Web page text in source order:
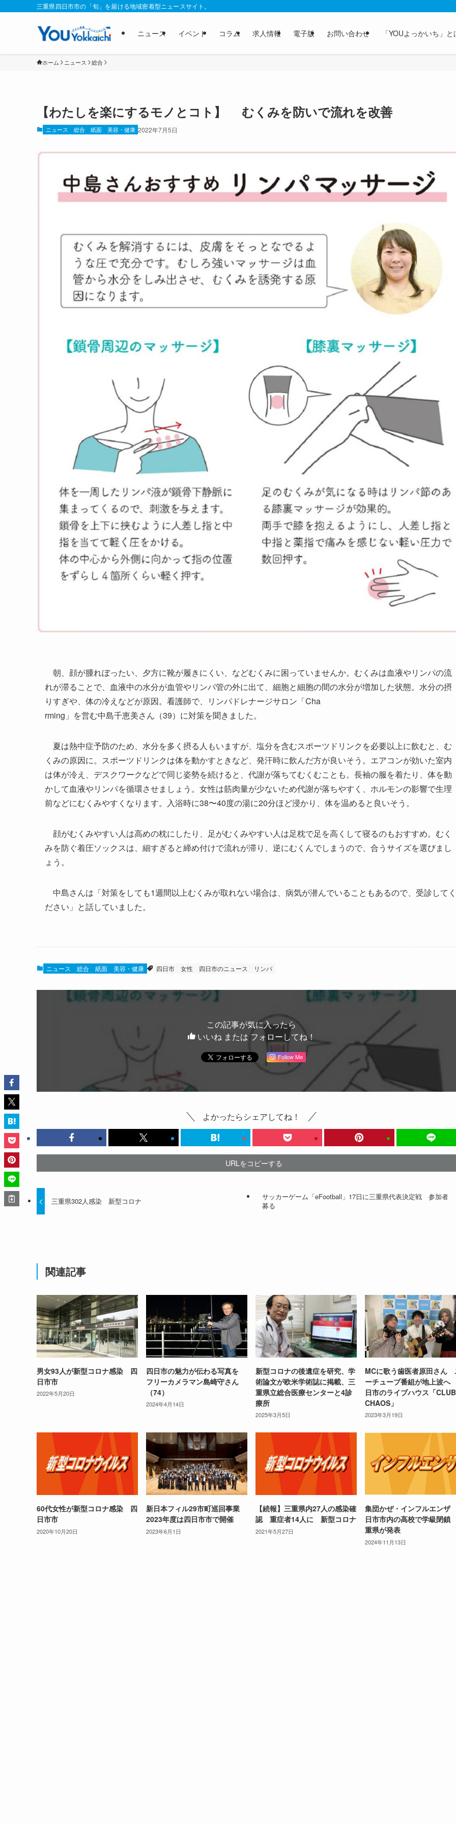
三重県四日市市の「旬」を届ける地域密着型ニュースサイト。
ニュース イベント コラム 求人情報 電子版 お問い合わせ 「YOUよっかいち」と
ホーム ニュース 総合
【わたしを楽にするモノとコト】 むくみを防いで流れを改善
ニュース 総合 紙面 美容・健康 2022年7月5日
朝、顔が腫れぼったい、夕方に靴が履きにくい、などむくみに困っていませんか。むくみは血液やリンパの流
れが滞ることで、血液中の水分が血管やリンパ管の外に出て、細胞と細胞の間の水分が増加した状態。水分の摂
りすぎや、体の冷えなどが原因。看護師で、リンパドレナージサロン「Cha
rming」を営む中島千恵美さん（39）に対策を聞きました。
夏は熱中症予防のため、水分を多く摂る人もいますが、塩分を含むスポーツドリンクを必要以上に飲むと、む
くみの原因に。スポーツドリンクは体を動かすときなど、発汗時に飲んだ方が良いそう。エアコンが効いた室内
は体が冷え、デスクワークなどで同じ姿勢を続けると、代謝が落ちてむくむことも。長袖の服を着たり、体を動
かして血液やリンパを循環させましょう。女性は筋肉量が少ないため代謝が落ちやすく、ホルモンの影響で生理
前などにむくみやすくなります。入浴時に38〜40度の湯に20分ほど浸かり、体を温めると良いそう。
顔がむくみやすい人は高めの枕にしたり、足がむくみやすい人は足枕で足を高くして寝るのもおすすめ。むく
みを防ぐ着圧ソックスは、細すぎると締め付けで流れが滞り、逆にむくんでしまうので、合うサイズを選びまし
ょう。
中島さんは「対策をしても1週間以上むくみが取れない場合は、病気が潜んでいることもあるので、受診してく
ださい」と話していました。
ニュース 総合 紙面 美容・健康 四日市 女性 四日市のニュース リンパ
この記事が気に入ったら
いいね または フォローしてね！
Follow Me
よかったらシェアしてね！
URLをコピーする
三重県302人感染 新型コロナ
サッカーゲーム「eFootball」17日に三重県代表決定戦 参加者
募る
関連記事
男女93人が新型コロナ感染 四
日市市
2022年5月20日
四日市の魅力が伝わる写真を
フリーカメラマン島崎守さん
（74）
2024年4月14日
新型コロナの後遺症を研究、学
術論文が欧米学術誌に掲載、三
重県立総合医療センターと4診
療所
2025年3月5日
MCに歌う歯医者原田さん
ーチューブ番組が地上波
日市のライブハウス「CLUB
CHAOS」
2023年3月19日
60代女性が新型コロナ感染 四
日市市
2020年10月20日
新日本フィル29市町巡回事業
2023年度は四日市市で開催
2023年6月1日
【続報】三重県内27人の感染確
認 重症者14人に 新型コロナ
2021年5月27日
集団かぜ・インフルエン
日市市内の高校で学級閉
重県が発表
2024年11月13日